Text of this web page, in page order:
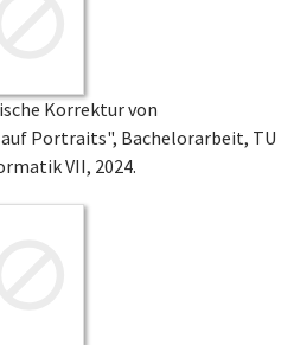
Korrektur von
Portraits", Bachelorarbeit, TU
VII, 2024.